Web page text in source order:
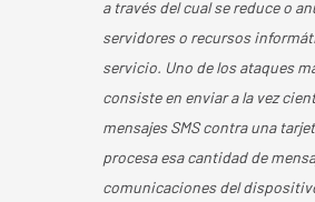
a través del cual se reduce o
servidores o recursos
servicio. Uno de los ataques
consiste en enviar a la vez
mensajes SMS contra una
procesa esa cantidad de
comunicaciones del